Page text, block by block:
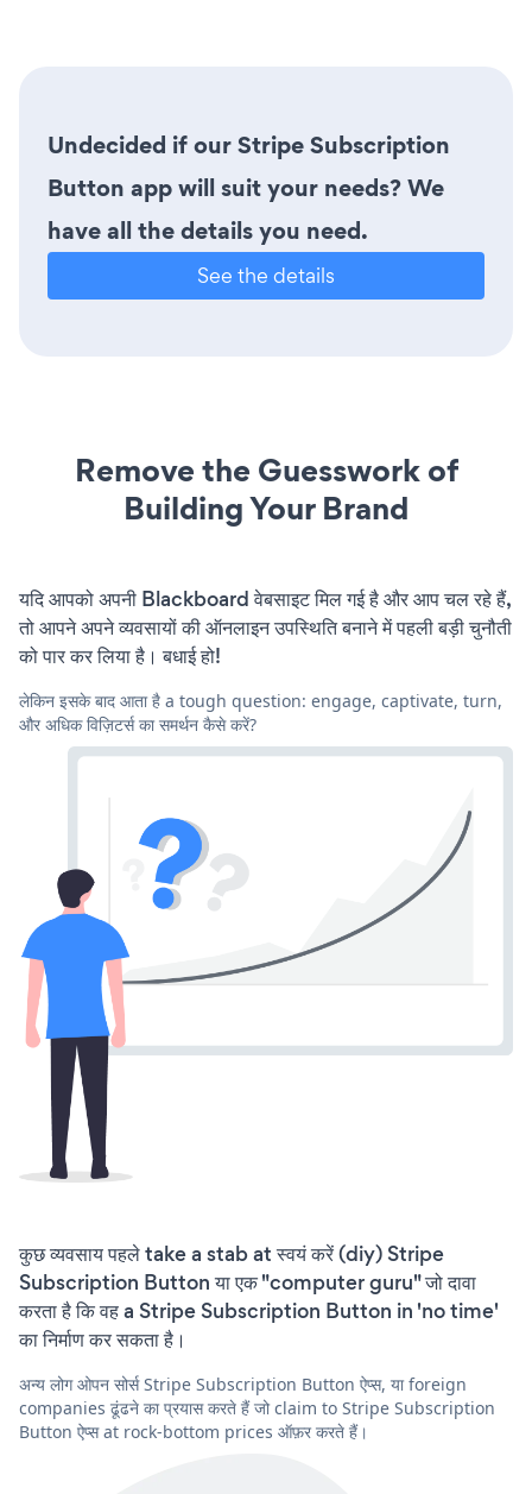
Undecided if our Stripe Subscription
Button app will suit your needs? We
have all the details you need.
See the details
Remove the Guesswork of
Building Your Brand
यदि आपको अपनी Blackboard वेबसाइट मिल गई है और आप चल रहे हैं,
तो आपने अपने व्यवसायों की ऑनलाइन उपस्थिति बनाने में पहली बड़ी चुनौती
को पार कर लिया है। बधाई हो!
लेकिन इसके बाद आता है a tough question: engage, captivate, turn,
और अधिक विज़िटर्स का समर्थन कैसे करें?
कुछ व्यवसाय पहले take a stab at स्वयं करें (diy) Stripe
Subscription Button या एक "computer guru" जो दावा
करता है कि वह a Stripe Subscription Button in 'no time'
का निर्माण कर सकता है।
अन्य लोग ओपन सोर्स Stripe Subscription Button ऐप्स, या foreign
companies ढूंढने का प्रयास करते हैं जो claim to Stripe Subscription
Button ऐप्स at rock-bottom prices ऑफ़र करते हैं।